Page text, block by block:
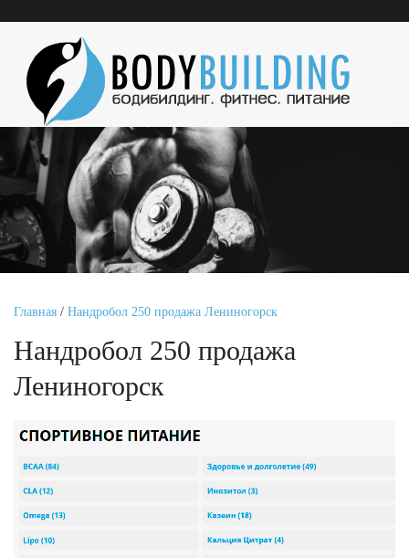
Главная / Нандробол 250 продажа Лениногорск
Нандробол 250 продажа
Лениногорск